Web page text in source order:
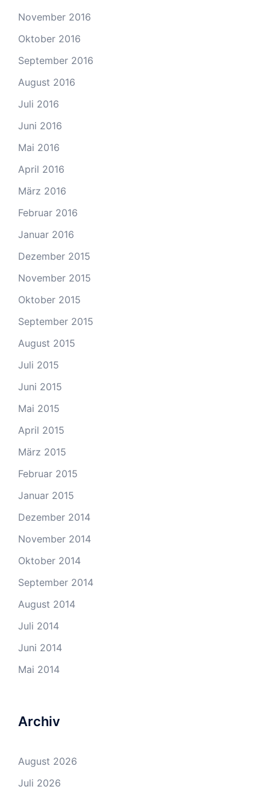
November 2016
Oktober 2016
September 2016
August 2016
Juli 2016
Juni 2016
Mai 2016
April 2016
März 2016
Februar 2016
Januar 2016
Dezember 2015
November 2015
Oktober 2015
September 2015
August 2015
Juli 2015
Juni 2015
Mai 2015
April 2015
März 2015
Februar 2015
Januar 2015
Dezember 2014
November 2014
Oktober 2014
September 2014
August 2014
Juli 2014
Juni 2014
Mai 2014
Archiv
August 2026
Juli 2026